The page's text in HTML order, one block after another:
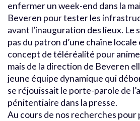
enfermer un week-end dans la
Beveren pour tester les
avant l’inauguration des lieux. Le
pas du patron d’une chaîne locale
concept de téléréalité pour
mais de la direction de Beveren
jeune équipe dynamique qui
se réjouissait le porte-parole de
pénitentiaire dans la presse.
Au cours de nos recherches